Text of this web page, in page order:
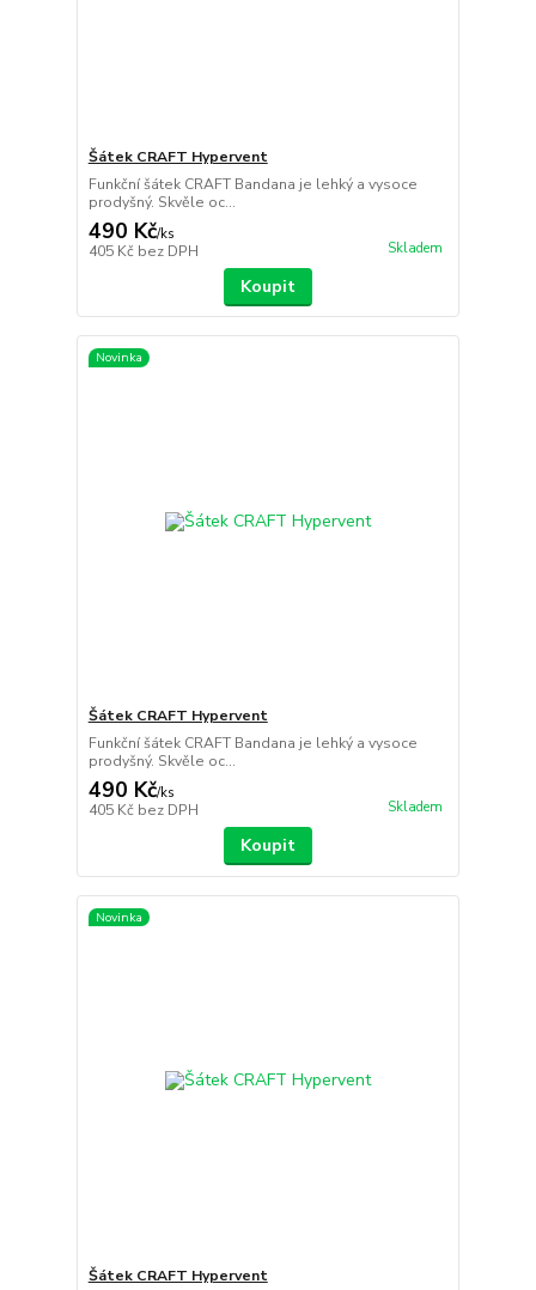
Šátek CRAFT Hypervent
Funkční šátek CRAFT Bandana je lehký a vysoce
prodyšný. Skvěle oc...
490 Kč/ks
405 Kč bez DPH Skladem
Koupit
Novinka
Šátek CRAFT Hypervent
Funkční šátek CRAFT Bandana je lehký a vysoce
prodyšný. Skvěle oc...
490 Kč/ks
405 Kč bez DPH Skladem
Koupit
Novinka
Šátek CRAFT Hypervent